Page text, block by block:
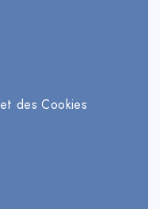
des Cookies